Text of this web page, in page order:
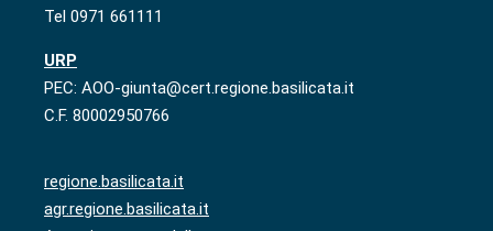
Tel 0971 661111
URP
PEC: AOO-giunta@cert.regione.basilicata.it
C.F. 80002950766
regione.basilicata.it
agr.regione.basilicata.it